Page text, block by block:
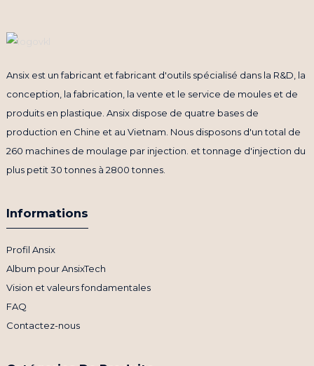
Ansix est un fabricant et fabricant d'outils spécialisé dans la R&D, la
conception, la fabrication, la vente et le service de moules et de
produits en plastique. Ansix dispose de quatre bases de
production en Chine et au Vietnam. Nous disposons d'un total de
260 machines de moulage par injection. et tonnage d'injection du
plus petit 30 tonnes à 2800 tonnes.
Informations
Profil Ansix
Album pour AnsixTech
Vision et valeurs fondamentales
FAQ
Contactez-nous